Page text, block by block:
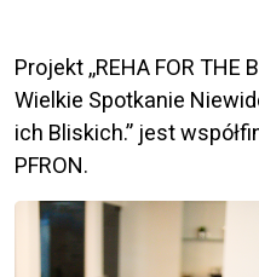
Projekt ,,REHA FOR THE
Wielkie Spotkanie
ich Bliskich.” jest
PFRON.